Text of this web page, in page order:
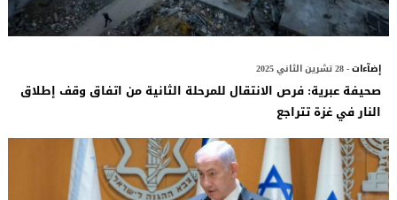
إضآءات- 28 تشرين الثاني 2025
صحيفة عبرية: فرص الانتقال للمرحلة الثانية من اتفاق وقف إطلاق
النار في غزة تتراجع